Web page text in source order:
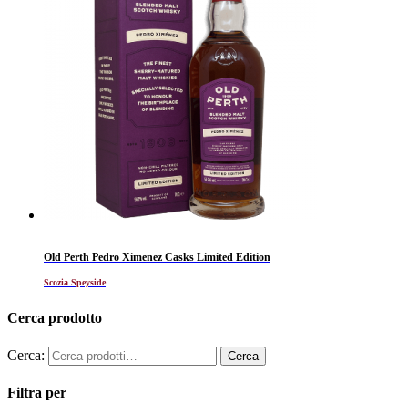
Old Perth Pedro Ximenez Casks Limited Edition
Scozia Speyside
Cerca prodotto
Cerca:
Filtra per